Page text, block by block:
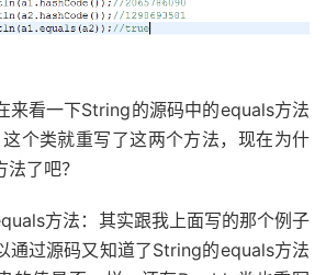
下String的源码中的equals方法
个类就重写了这两个方法，现在为什
了吧？
其实跟我上面写的那个例子
通过源码又知道了String的equals方法